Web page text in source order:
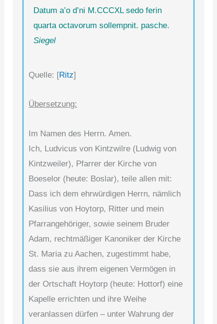
Datum a’o d’ni M.CCCXL sedo ferin
quarta octavorum sollempnit. pasche.
Siegel
Quelle: [Ritz]
Übersetzung:
Im Namen des Herrn. Amen.
Ich, Ludvicus von Kintzwilre (Ludwig von
Kintzweiler), Pfarrer der Kirche von
Boeselor (heute: Boslar), teile allen mit:
Dass ich dem ehrwürdigen Herrn, nämlich
Kasilius von Hoytorp, Ritter und mein
Pfarrangehöriger, sowie seinem Bruder
Adam, rechtmäßiger Kanoniker der Kirche
St. Maria zu Aachen, zugestimmt habe,
dass sie aus ihrem eigenen Vermögen in
der Ortschaft Hoytorp (heute: Hottorf) eine
Kapelle errichten und ihre Weihe
veranlassen dürfen – unter Wahrung der